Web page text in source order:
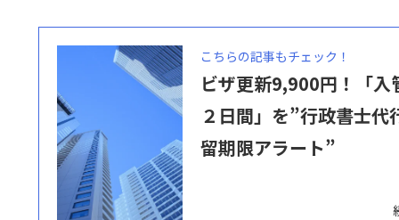
こちらの記事もチェック！
ビザ更新9,900円！「入
２日間」を”行政書士代
留期限アラート”